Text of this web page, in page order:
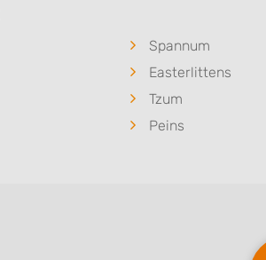
Spannum
Easterlittens
Tzum
Peins